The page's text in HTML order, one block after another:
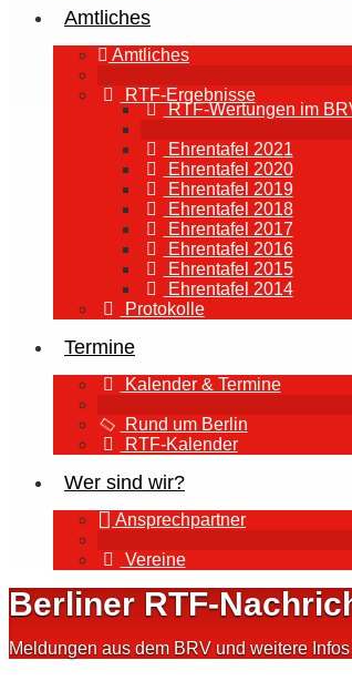
Amtliches
Amtliches
RTF-Ergebnisse
RTF-Wertungen im
Ehrentafel 2021
Ehrentafel 2020
Ehrentafel 2019
Ehrentafel 2018
Ehrentafel 2017
Ehrentafel 2016
Ehrentafel 2015
Ehrentafel 2014
Protokolle
Termine
Kalender & Termine
Rund um Berlin
RTF-Kalender
Wer sind wir?
Ansprechpartner
Vereine
Berliner RTF-
Meldungen aus dem BRV und weitere